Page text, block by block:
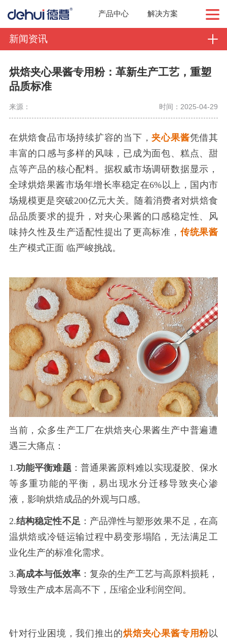
产品中心 解决方案
新闻资讯
烘焙夹心果酱专用粉：革新生产工艺，重塑
品质标准
来源： 时间：2025-04-29
在烘焙食品市场持续扩容的当下，夹心果酱凭借其
丰富的口感与多样的风味，已成为面包、糕点、甜
点等产品的核心配料。据权威市场调研数据显示，
全球烘焙果酱市场年增长率稳定在6%以上，国内市
场规模更是突破200亿元大关。随着消费者对烘焙食
品品质要求的提升，对夹心果酱的口感稳定性、风
味持久性及生产适配性提出了更高标准， 传统果酱
生产模式正面 临严峻挑战。
当前，众多生产工厂在烘焙夹心果酱生产中普遍遭
遇三大痛点：
1.功能平衡难题：普通果酱原料难以实现凝胶、保水
等多重功能的平衡，易出现水分迁移导致夹心渗
液，影响烘焙成品的外观与口感。
2.结构稳定性不足 ：产品弹性与塑形效果不足，在高
温烘焙或冷链运输过程中易变形塌陷，无法满足工
业化生产的标准化需求。
3.高成本与低效率：复杂的生产工艺与高原料损耗，
导致生产成本居高不下，压缩企业利润空间。
针对行业困境，我们推出的烘焙夹心果酱专用粉以